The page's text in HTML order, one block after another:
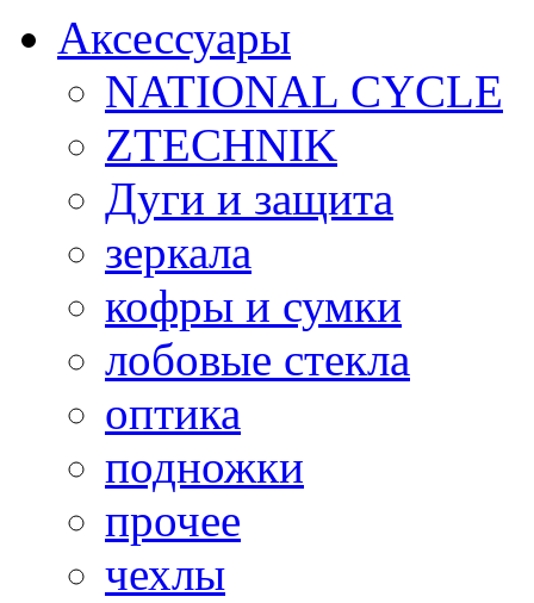
Аксессуары
NATIONAL CYCLE
ZTECHNIK
Дуги и защита
зеркала
кофры и сумки
лобовые стекла
оптика
подножки
прочее
чехлы